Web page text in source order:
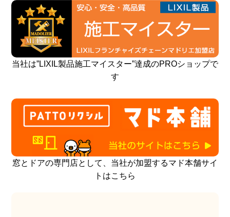
当社は”LIXIL製品施工マイスター”達成のPROショップで
す
窓とドアの専門店として、当社が加盟するマド本舗サイ
トはこちら